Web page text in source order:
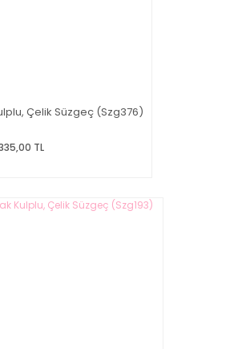
Çelik Süzgeç (Szg376)
TL